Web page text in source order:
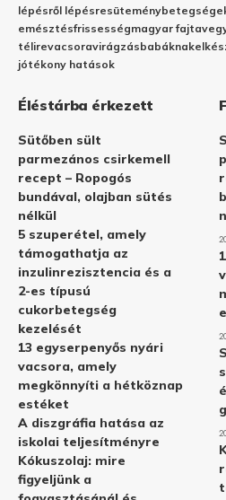
lépésről lépésresütemény
emésztésfrissességmagyar fajta
télirevacsoravirágzásbabáknak
jótékony hatások
Éléstárba érkezett
Sütőben sült
parmezános csirkemell
recept – Ropogós
bundával, olajban sütés
nélkül
5 szuperétel, amely
támogathatja az
inzulinrezisztencia és a
2-es típusú
cukorbetegség
kezelését
13 egyserpenyős nyári
vacsora, amely
megkönnyíti a hétköznap
estéket
A diszgráfia hatása az
iskolai teljesítményre
Kókuszolaj: mire
figyeljünk a